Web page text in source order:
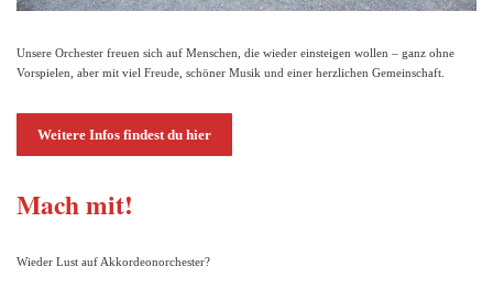
Unsere Orchester freuen sich auf Menschen, die wieder einsteigen wollen – ganz ohne
Vorspielen, aber mit viel Freude, schöner Musik und einer herzlichen Gemeinschaft.
Weitere Infos findest du hier
Mach mit!
Wieder Lust auf Akkordeonorchester?